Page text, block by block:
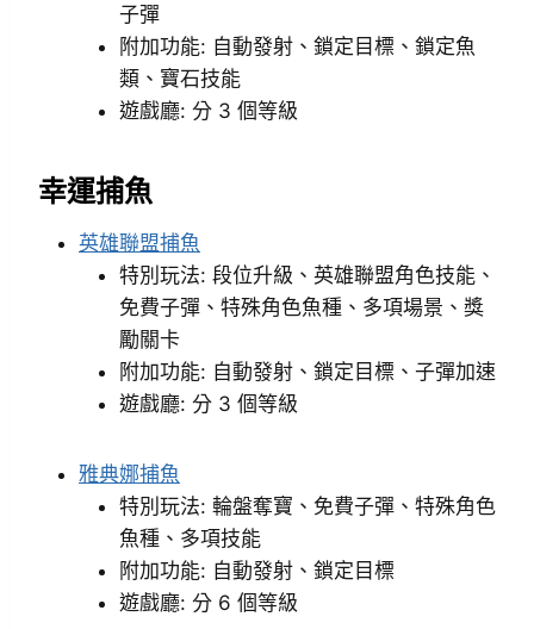
子彈
附加功能: 自動發射、鎖定目標、鎖定魚
類、寶石技能
遊戲廳: 分 3 個等級
幸運捕魚
英雄聯盟捕魚
特別玩法: 段位升級、英雄聯盟角色技能、
免費子彈、特殊角色魚種、多項場景、獎
勵關卡
附加功能: 自動發射、鎖定目標、子彈加速
遊戲廳: 分 3 個等級
雅典娜捕魚
特別玩法: 輪盤奪寶、免費子彈、特殊角色
魚種、多項技能
附加功能: 自動發射、鎖定目標
遊戲廳: 分 6 個等級